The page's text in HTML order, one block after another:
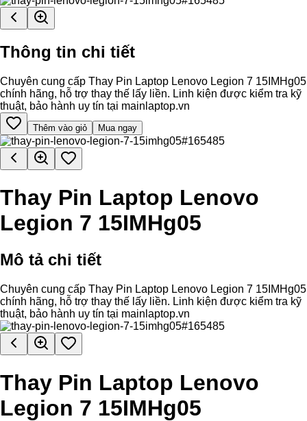
Thông tin chi tiết
Chuyên cung cấp Thay Pin Laptop Lenovo Legion 7 15IMHg05
chính hãng, hỗ trợ thay thế lấy liền. Linh kiện được kiểm tra kỹ
thuật, bảo hành uy tín tại mainlaptop.vn
Thêm vào giỏ Mua ngay
Thay Pin Laptop Lenovo
Legion 7 15IMHg05
Mô tả chi tiết
Chuyên cung cấp Thay Pin Laptop Lenovo Legion 7 15IMHg05
chính hãng, hỗ trợ thay thế lấy liền. Linh kiện được kiểm tra kỹ
thuật, bảo hành uy tín tại mainlaptop.vn
Thay Pin Laptop Lenovo
Legion 7 15IMHg05